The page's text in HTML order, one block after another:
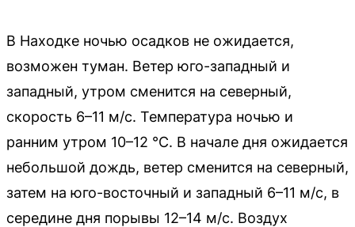
В Находке ночью осадков не ожидается,
возможен туман. Ветер юго-западный и
западный, утром сменится на северный,
скорость 6–11 м/с. Температура ночью и
ранним утром 10–12 °C. В начале дня ожидается
небольшой дождь, ветер сменится на северный,
затем на юго-восточный и западный 6–11 м/с, в
середине дня порывы 12–14 м/с. Воздух